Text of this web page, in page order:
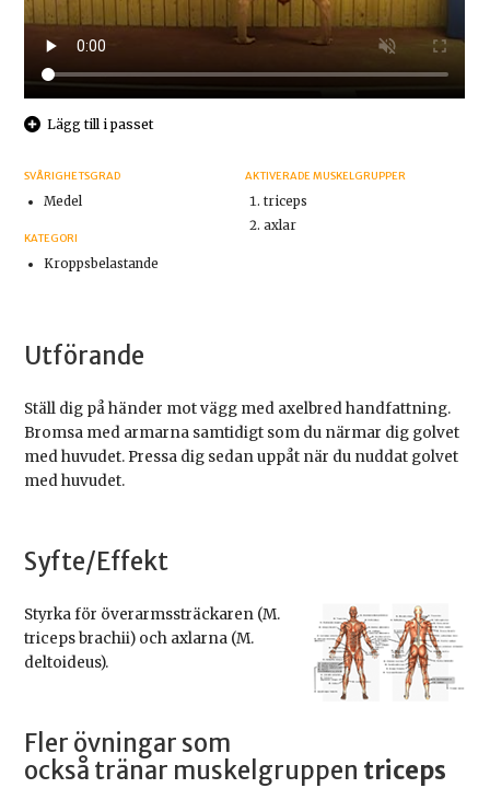
Lägg till i passet
SVÅRIGHETSGRAD
Medel
KATEGORI
Kroppsbelastande
AKTIVERADE MUSKELGRUPPER
triceps
axlar
Utförande
Ställ dig på händer mot vägg med axelbred handfattning.
Bromsa med armarna samtidigt som du närmar dig golvet
med huvudet. Pressa dig sedan uppåt när du nuddat golvet
med huvudet.
Syfte/Effekt
Styrka för överarmssträckaren (M.
triceps brachii) och axlarna (M.
deltoideus).
Fler övningar som
också tränar muskelgruppen triceps